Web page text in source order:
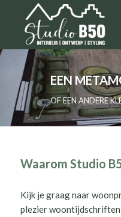
EEN
OF EEN ANDERE
Waarom Studio
Kijk je graag naar
plezier woontijdschriften